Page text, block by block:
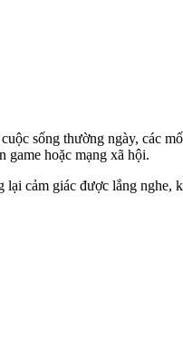
sống thường ngày, các
game hoặc mạng xã hội.
cảm giác được lắng